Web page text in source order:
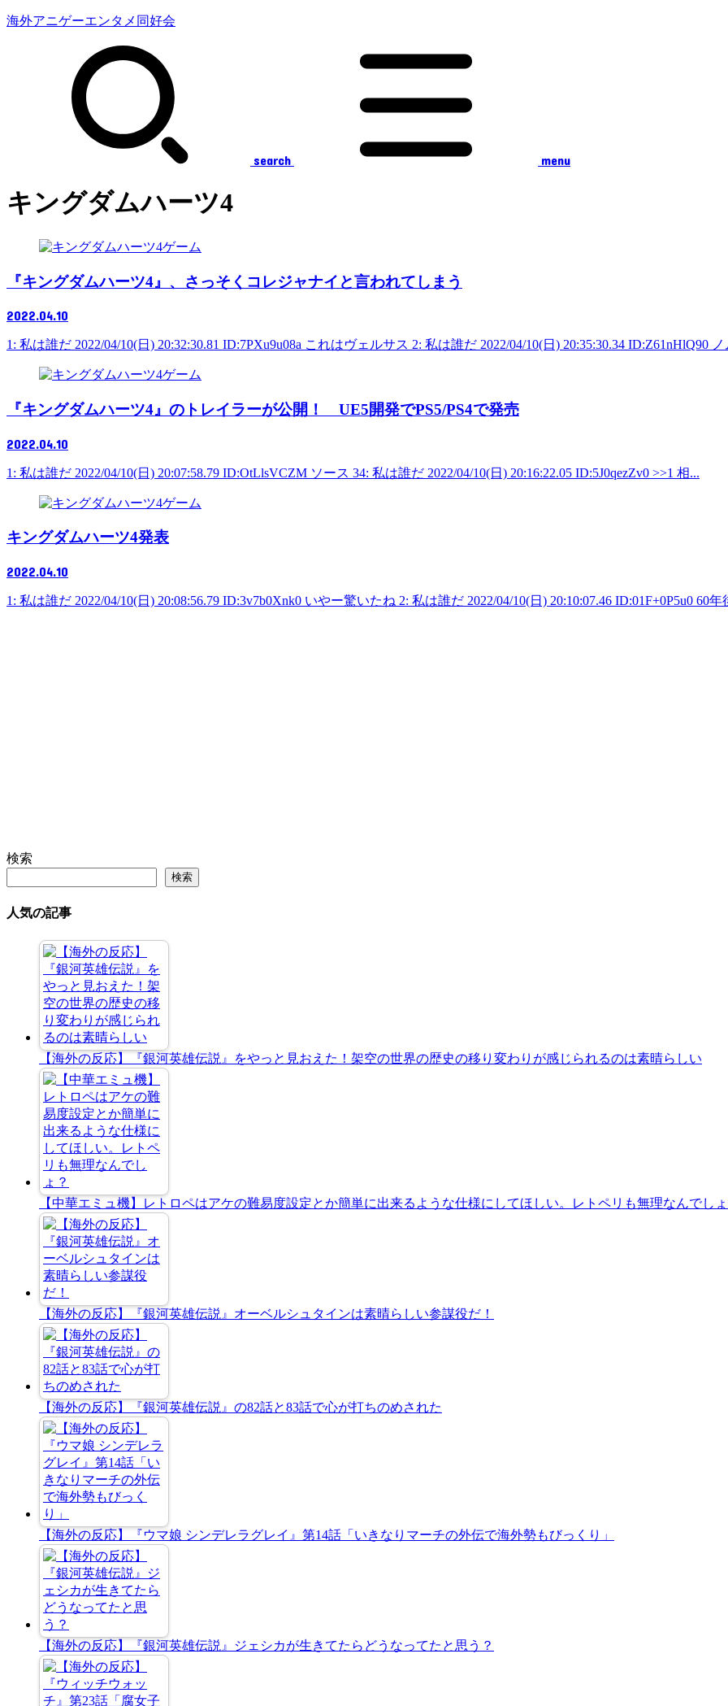
海外アニゲーエンタメ同好会
search menu
キングダムハーツ4
ゲーム
『キングダムハーツ4』、さっそくコレジャナイと言われてしまう
2022.04.10
1: 私は誰だ 2022/04/10(日) 20:32:30.81 ID:7PXu9u08a これはヴェルサス 2: 私は誰だ 2022/04/10(日) 20:35:30.34 ID:Z61nHlQ90
ゲーム
『キングダムハーツ4』のトレイラーが公開！ UE5開発でPS5/PS4で発売
2022.04.10
1: 私は誰だ 2022/04/10(日) 20:07:58.79 ID:OtLlsVCZM ソース 34: 私は誰だ 2022/04/10(日) 20:16:22.05 ID:5J0qezZv0 >>1 相...
ゲーム
キングダムハーツ4発表
2022.04.10
1: 私は誰だ 2022/04/10(日) 20:08:56.79 ID:3v7b0Xnk0 いやー驚いたね 2: 私は誰だ 2022/04/10(日) 20:10:07.46 ID:01F+0P5u0 60
検索
検索
人気の記事
【海外の反応】『銀河英雄伝説』をやっと見おえた！架空の世界の歴史の移り変わりが感じられるのは素晴らしい
【中華エミュ機】レトロペはアケの難易度設定とか簡単に出来るような仕様にしてほしい。レトペリも無理なんでし
【海外の反応】『銀河英雄伝説』オーベルシュタインは素晴らしい参謀役だ！
【海外の反応】『銀河英雄伝説』の82話と83話で心が打ちのめされた
【海外の反応】『ウマ娘 シンデレラグレイ』第14話「いきなりマーチの外伝で海外勢もびっくり」
【海外の反応】『銀河英雄伝説』ジェシカが生きてたらどうなってたと思う？